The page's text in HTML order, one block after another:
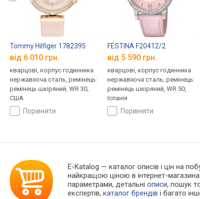
Tommy Hilfiger 1782395
від 6 010 грн.
кварцові, корпус годинника
нержавіюча сталь, ремінець:
ремінець шкіряний, WR 30,
США
порівняти
FESTINA F20412/2
від 5 590 грн.
кварцові, корпус годинника
нержавіюча сталь, ремінець:
ремінець шкіряний, WR 50,
Іспанія
порівняти
E-Katalog — каталог описів і цін на
найкращою ціною в інтернет-
параметрами, детальніописи, пошук
експертів,каталог брендів і багато